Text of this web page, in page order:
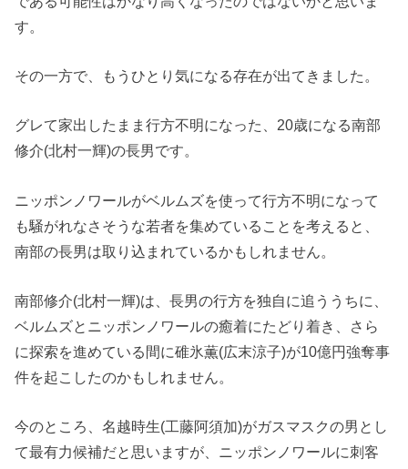
す。
その一方で、もうひとり気になる存在が出てきました。
グレて家出したまま行方不明になった、20歳になる南部
修介(北村一輝)の長男です。
ニッポンノワールがベルムズを使って行方不明になって
も騒がれなさそうな若者を集めていることを考えると、
南部の長男は取り込まれているかもしれません。
南部修介(北村一輝)は、長男の行方を独自に追ううちに、
ベルムズとニッポンノワールの癒着にたどり着き、さら
に探索を進めている間に碓氷薫(広末涼子)が10億円強奪事
件を起こしたのかもしれません。
今のところ、名越時生(工藤阿須加)がガスマスクの男とし
て最有力候補だと思いますが、ニッポンノワールに刺客